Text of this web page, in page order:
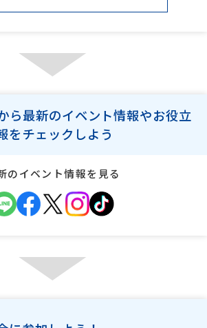
ら最新のイベント情報やお役立
をチェックしよう
のイベント情報を見る